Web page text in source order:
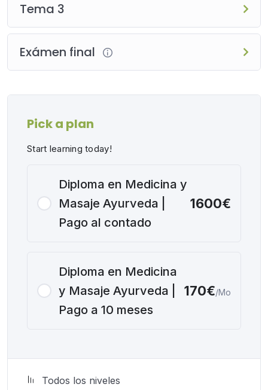
Tema 3
Exámen final
Pick a plan
Start learning today!
Diploma en Medicina y
Masaje Ayurveda |
Pago al contado
1600€
Diploma en Medicina
y Masaje Ayurveda |
Pago a 10 meses
170€/Mo
Todos los niveles